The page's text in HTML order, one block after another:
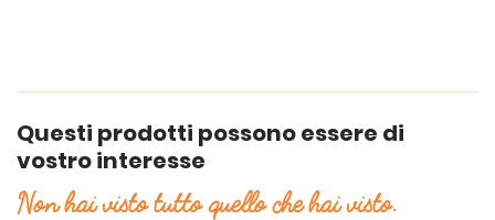
Questi prodotti possono essere di
vostro interesse
Non hai visto tutto quello che hai visto.